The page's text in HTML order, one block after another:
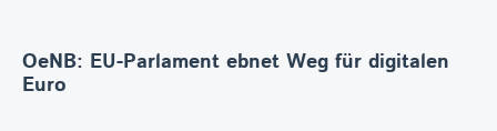
OeNB: EU-Parlament ebnet Weg für digitalen
Euro